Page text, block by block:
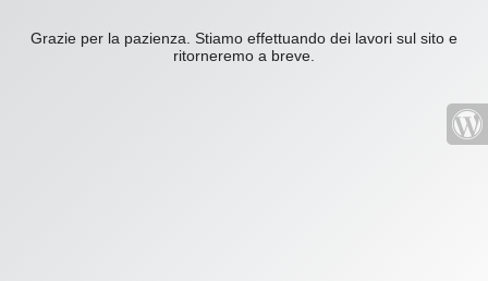
Grazie per la pazienza. Stiamo effettuando dei lavori sul sito e
ritorneremo a breve.